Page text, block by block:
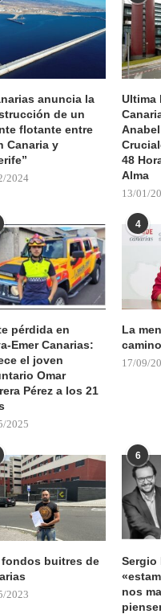
anuncia la
de un
flotante entre
Canaria y
2024
Ultima
48
Alma
13/01/
pérdida en
Emer Canarias:
el joven
Omar
Pérez a los 21
2025
4
La
camino
17/09/
buitres de
2023
6
Sergio
nos